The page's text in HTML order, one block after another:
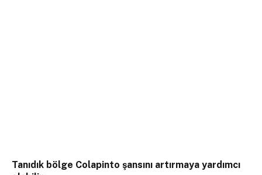
Tanıdık bölge Colapinto şansını artırmaya yardımcı